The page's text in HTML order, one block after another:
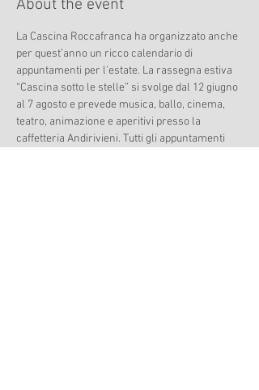
About the event
La Cascina Roccafranca ha organizzato anche
per quest’anno un ricco calendario di
appuntamenti per l’estate. La rassegna estiva
“Cascina sotto le stelle” si svolge dal 12 giugno
al 7 agosto e prevede musica, ballo, cinema,
teatro, animazione e aperitivi presso la
caffetteria Andirivieni. Tutti gli appuntamenti